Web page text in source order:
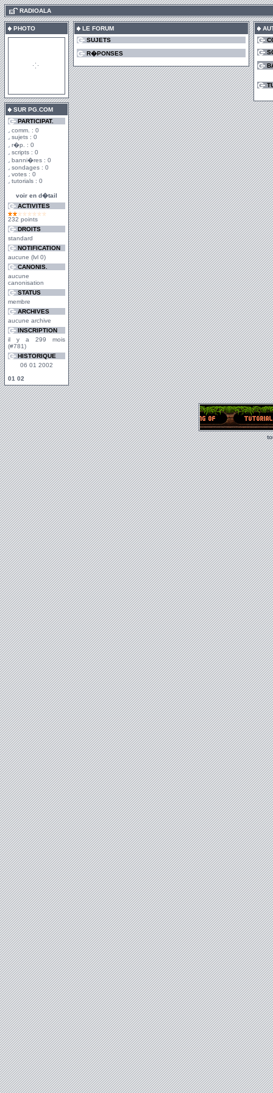
RADIOALA
PHOTO
SUR PG.COM
PARTICIPAT.
comm. : 0
sujets : 0
r�p. : 0
scripts : 0
banni�res : 0
sondages : 0
votes : 0
tutorials : 0
voir en d�tail
ACTIVITES
232 points
DROITS
standard
NOTIFICATION
aucune (lvl 0)
CANONIS.
aucune
canonisation
STATUS
membre
ARCHIVES
aucune archive
INSCRIPTION
il y a 299 mois
(#781)
HISTORIQUE
06 01 2002
01 02
LE FORUM
SUJETS
R�PONSES